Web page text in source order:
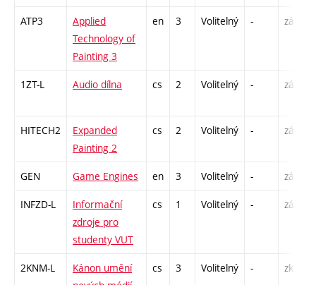
ATP3
Applied
Technology of
Painting 3
en 3 Volitelný - zá
1ZT-L Audio dílna cs 2 Volitelný - zá
HITECH2
Expanded
Painting 2
cs 2 Volitelný - zá
GEN Game Engines en 3 Volitelný - zá
INFZD-L
Informační
zdroje pro
studenty VUT
cs 1 Volitelný - zá
2KNM-L
Kánon umění
cs 3 Volitelný - zk